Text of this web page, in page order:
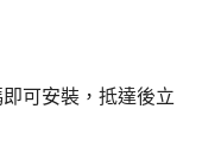
可安裝，抵達後立